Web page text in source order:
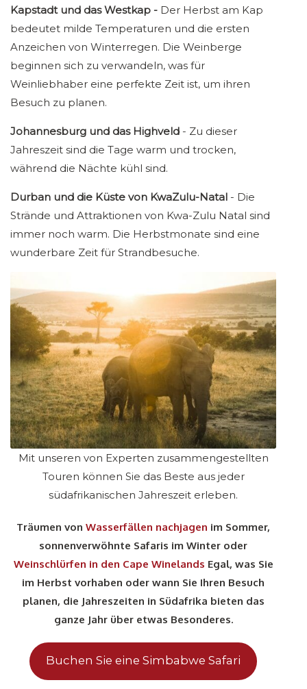
Kapstadt und das Westkap - Der Herbst am Kap
bedeutet milde Temperaturen und die ersten
Anzeichen von Winterregen. Die Weinberge
beginnen sich zu verwandeln, was für
Weinliebhaber eine perfekte Zeit ist, um ihren
Besuch zu planen.
Johannesburg und das Highveld - Zu dieser
Jahreszeit sind die Tage warm und trocken,
während die Nächte kühl sind.
Durban und die Küste von KwaZulu-Natal - Die
Strände und Attraktionen von Kwa-Zulu Natal sind
immer noch warm. Die Herbstmonate sind eine
wunderbare Zeit für Strandbesuche.
Mit unseren von Experten zusammengestellten
Touren können Sie das Beste aus jeder
südafrikanischen Jahreszeit erleben.
Träumen von Wasserfällen nachjagen im Sommer,
sonnenverwöhnte Safaris im Winter oder
Weinschlürfen in den Cape Winelands Egal, was Sie
im Herbst vorhaben oder wann Sie Ihren Besuch
planen, die Jahreszeiten in Südafrika bieten das
ganze Jahr über etwas Besonderes.
Buchen Sie eine Simbabwe Safari